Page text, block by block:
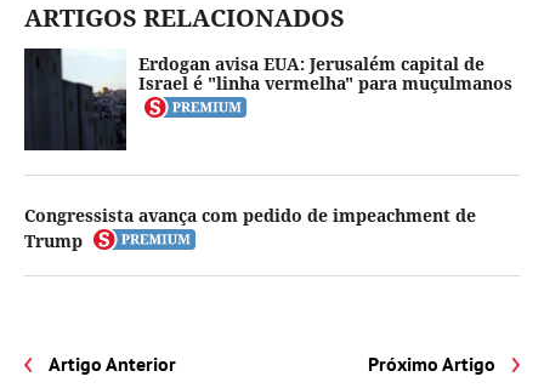
ARTIGOS RELACIONADOS
Erdogan avisa EUA: Jerusalém capital de
Israel é "linha vermelha" para muçulmanos
Congressista avança com pedido de impeachment de
Trump
Artigo Anterior Próximo Artigo